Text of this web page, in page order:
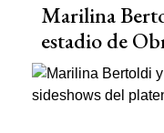
Marilina
estadio de